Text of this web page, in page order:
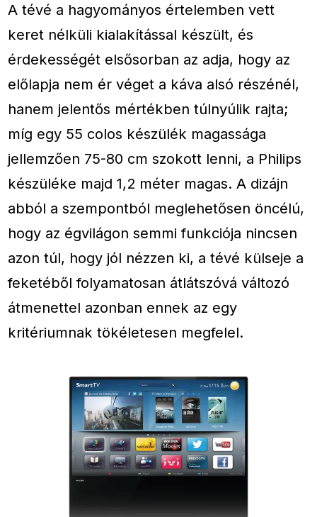
A tévé a hagyományos értelemben vett
keret nélküli kialakítással készült, és
érdekességét elsősorban az adja, hogy az
előlapja nem ér véget a káva alsó részénél,
hanem jelentős mértékben túlnyúlik rajta;
míg egy 55 colos készülék magassága
jellemzően 75-80 cm szokott lenni, a Philips
készüléke majd 1,2 méter magas. A dizájn
abból a szempontból meglehetősen öncélú,
hogy az égvilágon semmi funkciója nincsen
azon túl, hogy jól nézzen ki, a tévé külseje a
feketéből folyamatosan átlátszóvá változó
átmenettel azonban ennek az egy
kritériumnak tökéletesen megfelel.